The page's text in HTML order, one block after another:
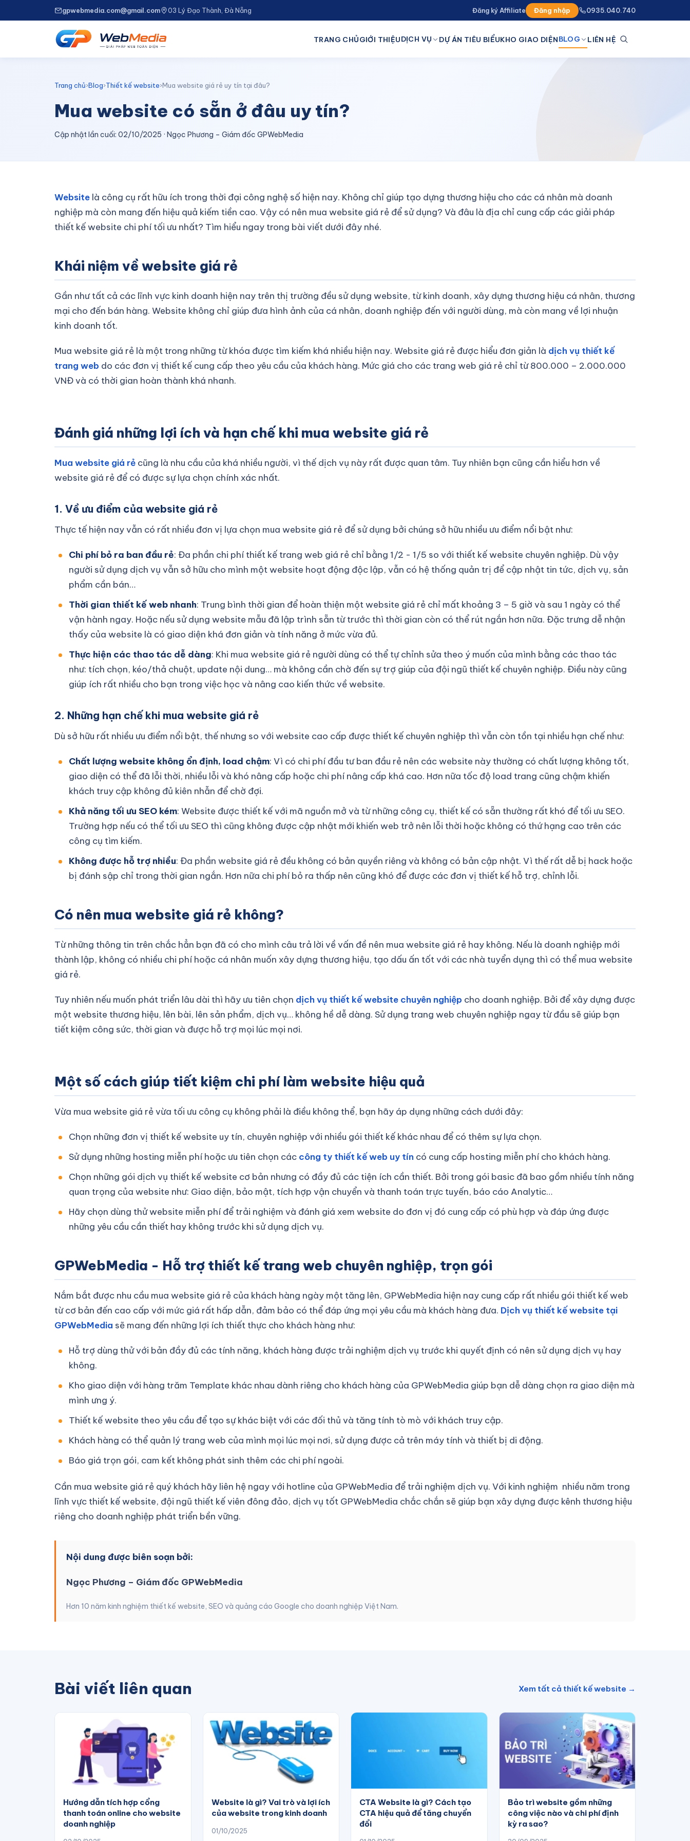
gpwebmedia.com@gmail.com 03 Lý Đạo Thành, Đà Nẵng Đăng ký Affiliate Đăng nhập 0935.040.740
TRANG CHỦGIỚI THIỆUDỊCH VỤ DỰ ÁN TIÊU BIỂUKHO GIAO DIỆNBLOG LIÊN HỆ
Trang chủ›Blog›Thiết kế website›Mua website giá rẻ uy tín tại đâu?
Mua website có sẵn ở đâu uy tín?
Cập nhật lần cuối: 02/10/2025 · Ngọc Phương – Giám đốc GPWebMedia
Website là công cụ rất hữu ích trong thời đại công nghệ số hiện nay. Không chỉ giúp tạo dựng thương hiệu cho các cá nhân mà doanh
nghiệp mà còn mang đến hiệu quả kiếm tiền cao. Vậy có nên mua website giá rẻ để sử dụng? Và đâu là địa chỉ cung cấp các giải pháp
thiết kế website chi phí tối ưu nhất? Tìm hiểu ngay trong bài viết dưới đây nhé.
Khái niệm về website giá rẻ
Gần như tất cả các lĩnh vực kinh doanh hiện nay trên thị trường đều sử dụng website, từ kinh doanh, xây dựng thương hiệu cá nhân, thương
mại cho đến bán hàng. Website không chỉ giúp đưa hình ảnh của cá nhân, doanh nghiệp đến với người dùng, mà còn mang về lợi nhuận
kinh doanh tốt.
Mua website giá rẻ là một trong những từ khóa được tìm kiếm khá nhiều hiện nay. Website giá rẻ được hiểu đơn giản là dịch vụ thiết kế
trang web do các đơn vị thiết kế cung cấp theo yêu cầu của khách hàng. Mức giá cho các trang web giá rẻ chỉ từ 800.000 – 2.000.000
VNĐ và có thời gian hoàn thành khá nhanh.
Đánh giá những lợi ích và hạn chế khi mua website giá rẻ
Mua website giá rẻ cũng là nhu cầu của khá nhiều người, vì thế dịch vụ này rất được quan tâm. Tuy nhiên bạn cũng cần hiểu hơn về
website giá rẻ để có được sự lựa chọn chính xác nhất.
1. Về ưu điểm của website giá rẻ
Thực tế hiện nay vẫn có rất nhiều đơn vị lựa chọn mua website giá rẻ để sử dụng bởi chúng sở hữu nhiều ưu điểm nổi bật như:
Chi phí bỏ ra ban đầu rẻ: Đa phần chi phí thiết kế trang web giá rẻ chỉ bằng 1/2 - 1/5 so với thiết kế website chuyên nghiệp. Dù vậy
người sử dụng dịch vụ vẫn sở hữu cho mình một website hoạt động độc lập, vẫn có hệ thống quản trị để cập nhật tin tức, dịch vụ, sản
phẩm cần bán…
Thời gian thiết kế web nhanh: Trung bình thời gian để hoàn thiện một website giá rẻ chỉ mất khoảng 3 – 5 giờ và sau 1 ngày có thể
vận hành ngay. Hoặc nếu sử dụng website mẫu đã lập trình sẵn từ trước thì thời gian còn có thể rút ngắn hơn nữa. Đặc trưng dễ nhận
thấy của website là có giao diện khá đơn giản và tính năng ở mức vừa đủ.
Thực hiện các thao tác dễ dàng: Khi mua website giá rẻ người dùng có thể tự chỉnh sửa theo ý muốn của mình bằng các thao tác
như: tích chọn, kéo/thả chuột, update nội dung… mà không cần chờ đến sự trợ giúp của đội ngũ thiết kế chuyên nghiệp. Điều này cũng
giúp ích rất nhiều cho bạn trong việc học và nâng cao kiến thức về website.
2. Những hạn chế khi mua website giá rẻ
Dù sở hữu rất nhiều ưu điểm nổi bật, thế nhưng so với website cao cấp được thiết kế chuyên nghiệp thì vẫn còn tồn tại nhiều hạn chế như:
Chất lượng website không ổn định, load chậm: Vì có chi phí đầu tư ban đầu rẻ nên các website này thường có chất lượng không tốt,
giao diện có thể đã lỗi thời, nhiều lỗi và khó nâng cấp hoặc chi phí nâng cấp khá cao. Hơn nữa tốc độ load trang cũng chậm khiến
khách truy cập không đủ kiên nhẫn để chờ đợi.
Khả năng tối ưu SEO kém: Website được thiết kế với mã nguồn mở và từ những công cụ, thiết kế có sẵn thường rất khó để tối ưu SEO.
Trường hợp nếu có thể tối ưu SEO thì cũng không được cập nhật mới khiến web trở nên lỗi thời hoặc không có thứ hạng cao trên các
công cụ tìm kiếm.
Không được hỗ trợ nhiều: Đa phần website giá rẻ đều không có bản quyền riêng và không có bản cập nhật. Vì thế rất dễ bị hack hoặc
bị đánh sập chỉ trong thời gian ngắn. Hơn nữa chi phí bỏ ra thấp nên cũng khó để được các đơn vị thiết kế hỗ trợ, chỉnh lỗi.
Có nên mua website giá rẻ không?
Từ những thông tin trên chắc hẳn bạn đã có cho mình câu trả lời về vấn đề nên mua website giá rẻ hay không. Nếu là doanh nghiệp mới
thành lập, không có nhiều chi phí hoặc cá nhân muốn xây dựng thương hiệu, tạo dấu ấn tốt với các nhà tuyển dụng thì có thể mua website
giá rẻ.
Tuy nhiên nếu muốn phát triển lâu dài thì hãy ưu tiên chọn dịch vụ thiết kế website chuyên nghiệp cho doanh nghiệp. Bởi để xây dựng được
một website thương hiệu, lên bài, lên sản phẩm, dịch vụ… không hề dễ dàng. Sử dụng trang web chuyên nghiệp ngay từ đầu sẽ giúp bạn
tiết kiệm công sức, thời gian và được hỗ trợ mọi lúc mọi nơi.
Một số cách giúp tiết kiệm chi phí làm website hiệu quả
Vừa mua website giá rẻ vừa tối ưu công cụ không phải là điều không thể, bạn hãy áp dụng những cách dưới đây:
Chọn những đơn vị thiết kế website uy tín, chuyên nghiệp với nhiều gói thiết kế khác nhau để có thêm sự lựa chọn.
Sử dụng những hosting miễn phí hoặc ưu tiên chọn các công ty thiết kế web uy tín có cung cấp hosting miễn phí cho khách hàng.
Chọn những gói dịch vụ thiết kế website cơ bản nhưng có đầy đủ các tiện ích cần thiết. Bởi trong gói basic đã bao gồm nhiều tính năng
quan trọng của website như: Giao diện, bảo mật, tích hợp vận chuyển và thanh toán trực tuyến, báo cáo Analytic…
Hãy chọn dùng thử website miễn phí để trải nghiệm và đánh giá xem website do đơn vị đó cung cấp có phù hợp và đáp ứng được
những yêu cầu cần thiết hay không trước khi sử dụng dịch vụ.
GPWebMedia - Hỗ trợ thiết kế trang web chuyên nghiệp, trọn gói
Nắm bắt được nhu cầu mua website giá rẻ của khách hàng ngày một tăng lên, GPWebMedia hiện nay cung cấp rất nhiều gói thiết kế web
từ cơ bản đến cao cấp với mức giá rất hấp dẫn, đảm bảo có thể đáp ứng mọi yêu cầu mà khách hàng đưa. Dịch vụ thiết kế website tại
GPWebMedia sẽ mang đến những lợi ích thiết thực cho khách hàng như:
Hỗ trợ dùng thử với bản đầy đủ các tính năng, khách hàng được trải nghiệm dịch vụ trước khi quyết định có nên sử dụng dịch vụ hay
không.
Kho giao diện với hàng trăm Template khác nhau dành riêng cho khách hàng của GPWebMedia giúp bạn dễ dàng chọn ra giao diện mà
mình ưng ý.
Thiết kế website theo yêu cầu để tạo sự khác biệt với các đối thủ và tăng tính tò mò với khách truy cập.
Khách hàng có thể quản lý trang web của mình mọi lúc mọi nơi, sử dụng được cả trên máy tính và thiết bị di động.
Báo giá trọn gói, cam kết không phát sinh thêm các chi phí ngoài.
Cần mua website giá rẻ quý khách hãy liên hệ ngay với hotline của GPWebMedia để trải nghiệm dịch vụ. Với kinh nghiệm nhiều năm trong
lĩnh vực thiết kế website, đội ngũ thiết kế viên đông đảo, dịch vụ tốt GPWebMedia chắc chắn sẽ giúp bạn xây dựng được kênh thương hiệu
riêng cho doanh nghiệp phát triển bền vững.
Nội dung được biên soạn bởi:
Ngọc Phương – Giám đốc GPWebMedia
Hơn 10 năm kinh nghiệm thiết kế website, SEO và quảng cáo Google cho doanh nghiệp Việt Nam.
Bài viết liên quan Xem tất cả thiết kế website →
Hướng dẫn tích hợp cổng
thanh toán online cho website
doanh nghiệp
Website là gì? Vai trò và lợi ích
của website trong kinh doanh
01/10/2025
CTA Website là gì? Cách tạo
CTA hiệu quả để tăng chuyển
đổi
Bảo trì website gồm những
công việc nào và chi phí định
kỳ ra sao?